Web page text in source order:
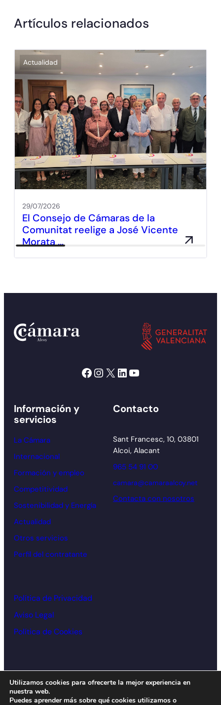
Artículos relacionados
Actualidad
29/07/2026
El Consejo de Cámaras de la
Comunitat reelige a José Vicente
Morata …
Facebook Instagram X LinkedIn YouTube
Información y
servicios
La Cámara
Internacional
Formación y empleo
Competitividad
Sostenibilidad y Energía
Actualidad
Otros servicios
Perfil del contratante
Contacto
Sant Francesc, 10, 03801
Alcoi, Alacant
965 54 91 00
camara@camaraalcoy.net
Contacta con nosotros
Política de Privacidad
Aviso Legal
Política de Cookies
Diseño y desarrollo:
Utilizamos cookies para ofrecerte la mejor experiencia en
nuestra web.
Puedes aprender más sobre qué cookies utilizamos o